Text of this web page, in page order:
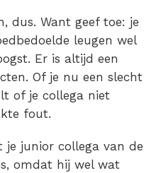
dus. Want geef toe: je
leugen wel
Er is altijd een
Of je nu een slecht
of je collega niet
fout.
junior collega van de
omdat hij wel wat